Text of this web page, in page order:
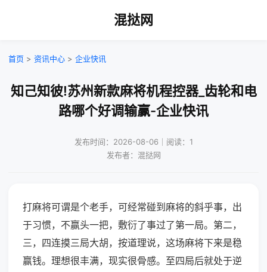
混挞网
首页 > 资讯中心 > 企业快讯
知己知彼!苏州新款麻将机程控器_齿轮和电
路哪个好调输赢-企业快讯
发布时间：2026-08-06｜阅读：1
发布者：混挞网
打麻将可谓是个老手，可经常碰到麻将的斜乎事，出
于习惯，不赢头一把，敷衍了事过了第一局。第二，
三，四连摸三局大胡，按道理说，这场麻将下来是稳
赢钱。理想很丰满，现实很骨感。至四局后就处于逆